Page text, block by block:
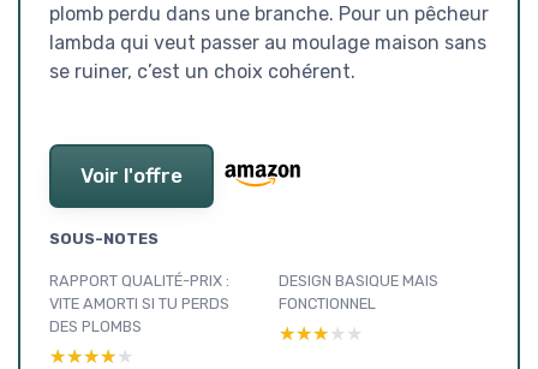
plomb perdu dans une branche. Pour un pêcheur
lambda qui veut passer au moulage maison sans
se ruiner, c’est un choix cohérent.
Voir l'offre
SOUS-NOTES
RAPPORT QUALITÉ-PRIX :
VITE AMORTI SI TU PERDS
DES PLOMBS
★★★★★
★★★★★
DESIGN BASIQUE MAIS
FONCTIONNEL
★★★★★
★★★★★